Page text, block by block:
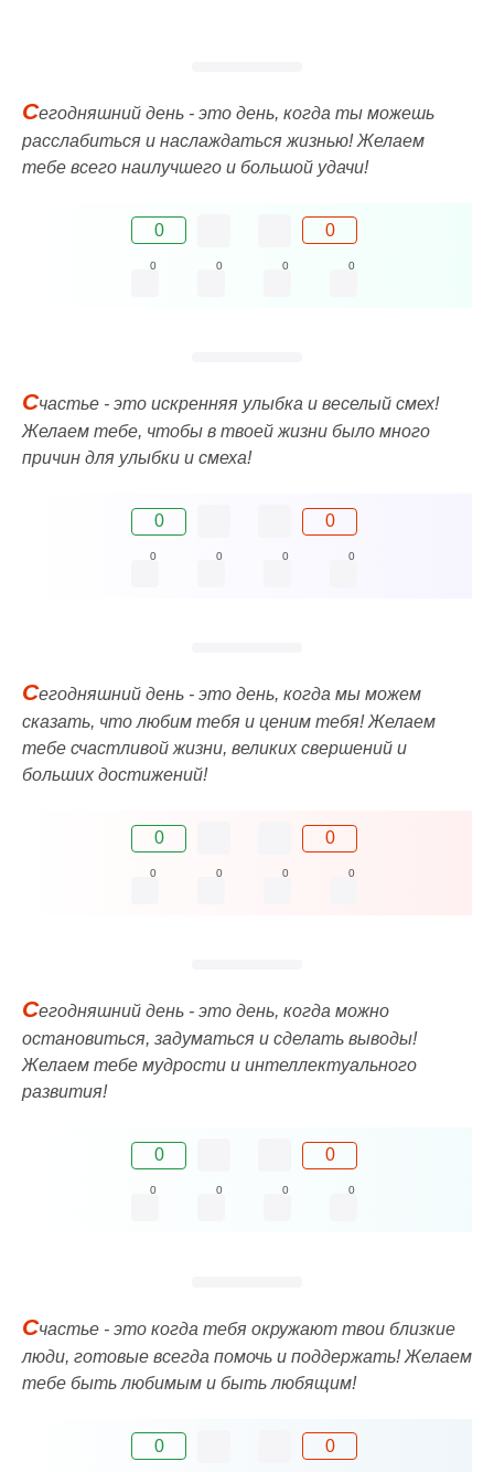
Сегодняшний день - это день, когда ты можешь
расслабиться и наслаждаться жизнью! Желаем
тебе всего наилучшего и большой удачи!
0 0
0 0 0 0
Счастье - это искренняя улыбка и веселый смех!
Желаем тебе, чтобы в твоей жизни было много
причин для улыбки и смеха!
0 0
0 0 0 0
Сегодняшний день - это день, когда мы можем
сказать, что любим тебя и ценим тебя! Желаем
тебе счастливой жизни, великих свершений и
больших достижений!
0 0
0 0 0 0
Сегодняшний день - это день, когда можно
остановиться, задуматься и сделать выводы!
Желаем тебе мудрости и интеллектуального
развития!
0 0
0 0 0 0
Счастье - это когда тебя окружают твои близкие
люди, готовые всегда помочь и поддержать! Желаем
тебе быть любимым и быть любящим!
0 0